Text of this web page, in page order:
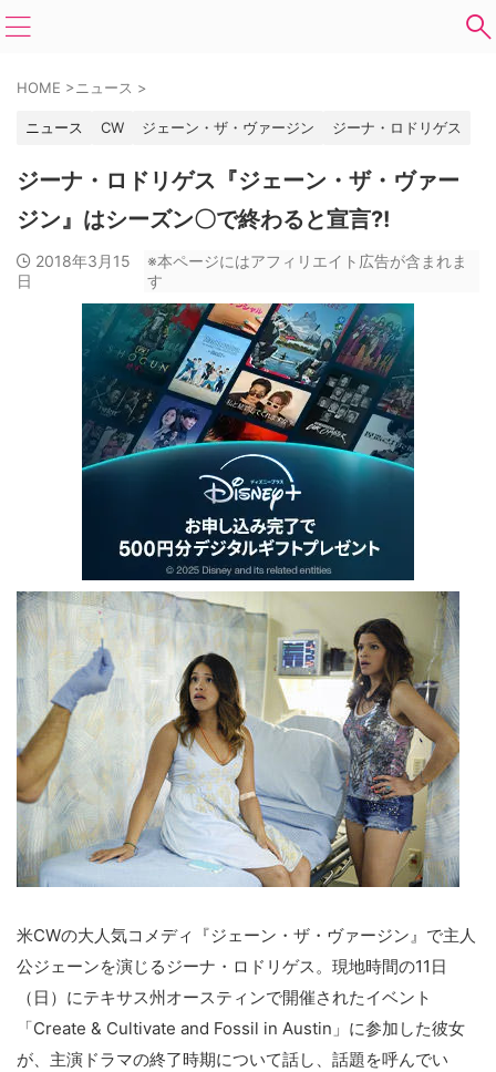
HOME >ニュース >
ニュース CW ジェーン・ザ・ヴァージン ジーナ・ロドリゲス
ジーナ・ロドリゲス『ジェーン・ザ・ヴァー
ジン』はシーズン〇で終わると宣言?!
2018年3月15
日
※本ページにはアフィリエイト広告が含まれま
す
米CWの大人気コメディ『ジェーン・ザ・ヴァージン』で主人
公ジェーンを演じるジーナ・ロドリゲス。現地時間の11日
（日）にテキサス州オースティンで開催されたイベント
「Create & Cultivate and Fossil in Austin」に参加した彼女
が、主演ドラマの終了時期について話し、話題を呼んでい